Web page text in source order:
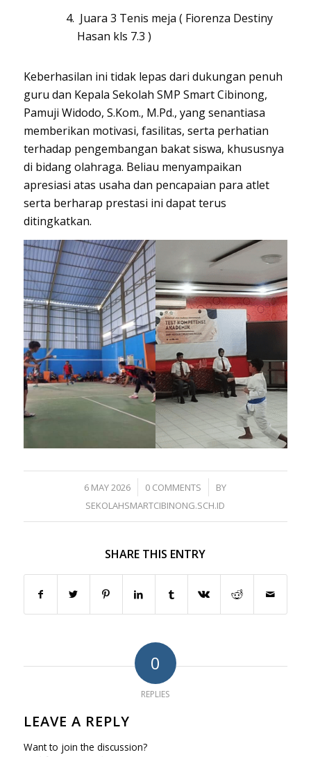
Juara 3 Tenis meja ( Fiorenza Destiny
Hasan kls 7.3 )
Keberhasilan ini tidak lepas dari dukungan penuh
guru dan Kepala Sekolah SMP Smart Cibinong,
Pamuji Widodo, S.Kom., M.Pd., yang senantiasa
memberikan motivasi, fasilitas, serta perhatian
terhadap pengembangan bakat siswa, khususnya
di bidang olahraga. Beliau menyampaikan
apresiasi atas usaha dan pencapaian para atlet
serta berharap prestasi ini dapat terus
ditingkatkan.
6 MAY 2026
/ 0 COMMENTS
/
BY
SEKOLAHSMARTCIBINONG.SCH.ID
SHARE THIS ENTRY
0
REPLIES
LEAVE A REPLY
Want to join the discussion?